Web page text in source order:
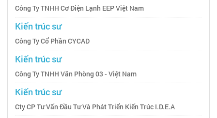
Công Ty TNHH Cơ Điện Lạnh EEP Việt Nam
Kiến trúc sư
Công Ty Cổ Phần CYCAD
Kiến trúc sư
Công Ty TNHH Văn Phòng 03 - Việt Nam
Kiến trúc sư
Cty CP Tư Vấn Đầu Tư Và Phát Triển Kiến Trúc I.D.E.A